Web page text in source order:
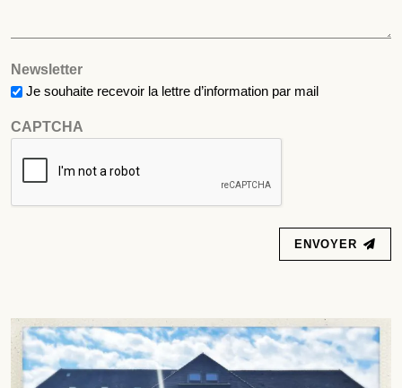
Newsletter
Je souhaite recevoir la lettre d’information par mail
CAPTCHA
ENVOYER